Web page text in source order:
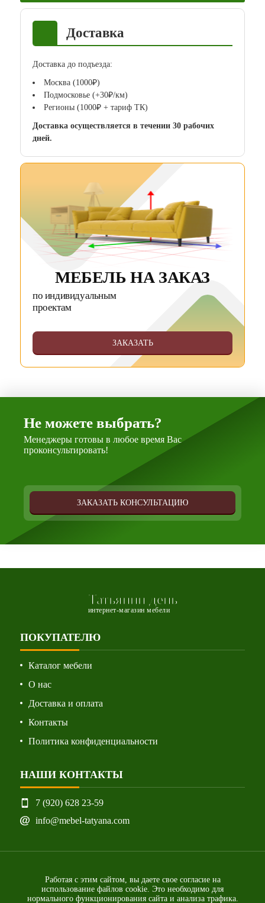
Доставка
Доставка до подъезда:
Москва (1000₽)
Подмосковье (+30₽/км)
Регионы (1000₽ + тариф ТК)
Доставка осуществляется в течении 30 рабочих
дней.
МЕБЕЛЬ НА ЗАКАЗ
по индивидуальным
проектам
ЗАКАЗАТЬ
Не можете выбрать?
Менеджеры готовы в любое время Вас
проконсультировать!
ЗАКАЗАТЬ КОНСУЛЬТАЦИЮ
Татьянин день
интернет-магазин мебели
ПОКУПАТЕЛЮ
Каталог мебели
О нас
Доставка и оплата
Контакты
Политика конфиденциальности
НАШИ КОНТАКТЫ
7 (920) 628 23-59
info@mebel-tatyana.com
Работая с этим сайтом, вы даете свое согласие на
использование файлов cookie. Это необходимо для
нормального функционирования сайта и анализа трафика.